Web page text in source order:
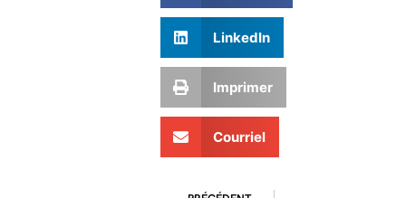
LinkedIn
Imprimer
Courriel